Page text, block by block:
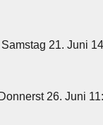
Samstag 21. Juni
26. Juni